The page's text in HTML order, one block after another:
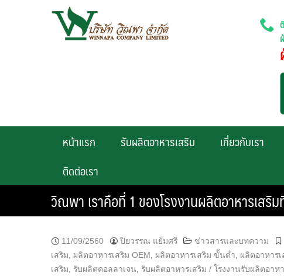
หน้าแรก รับผลิตอาหารเสริม เกี่ยวกับเรา
ติดต่อเรา
วิณพา เราคือที่ 1 ของโรงงานผลิตอาหารเส
11/09/2560 ปิยวรรณ แย้มศรี ข่าวสารและบทความ
เสริม
ผลิตอาหารเสริม OEM ผลิตอาหารเสริม ขั้นต่ำ ผลิตอาหาร
เสริม
รับผลิตคอลลาเจน รับผลิตอาหารเสริม / โรงงานรับผลิตอาห